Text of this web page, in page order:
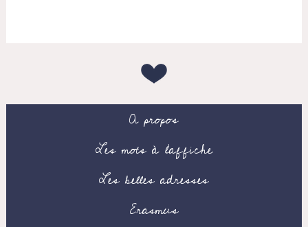
A propos
Les mots à l’affiche
Les belles adresses
Erasmus